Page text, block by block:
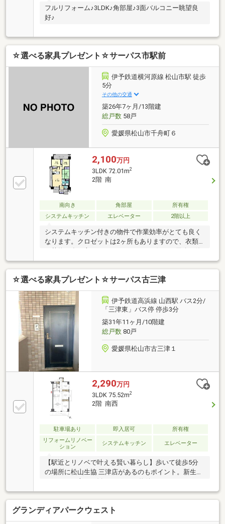
フルリフォーム♪3LDK♪角部屋♪3面バルコニー眺望良
好♪
☆選べる家具プレゼント☆サーパス市駅前
伊予鉄道横河原線 松山市駅 徒歩
5分
その他の交通
築26年7ヶ月/13階建
総戸数58戸
愛媛県松山市千舟町６
2,100万円
3LDK 72.01m2
2階 南
南向き 角部屋
所有権
システムキッチン
エレベーター 2階以上
システムキッチン付きの物件で作業効率がとても良く
なります。クロゼットは2ヶ所もありますので、衣類
用可能な3面バルコニーを備えたお住まいです。専有
面積72.01㎡もあるお部屋で快適な生活をしましょう。
開放感のある間取りの3LDK物件です。バイク置き場が
あるので、愛車を身近に置け安心していただけます。
中古ながらも綺麗な室内と魅力的な住環境のマンショ
ンです。
☆選べる家具プレゼント☆サーパス古三津
伊予鉄道高浜線 山西駅 バス2分/
「三津東」バス停 停歩3分
築31年11ヶ月/10階建
総戸数80戸
愛媛県松山市古三津１
2,290万円
3LDK 75.52m2
2階 南西
駐車場あり 即入居可
所有権
リフォームリノベー
ション
システムキッチン エレベーター
【駅近とリノベで叶える賢い暮らし】歩いて徒歩5分
の場所に松山生協 三津店があるのもポイント。新生活
コンを備え付けているので、室内環境を快適にするこ
とができますよ。便利で快適な生活ができる中古マン
ションです。高層建築がお好きな方は10階建てのこち
らの物件で優雅な生活を過ごしましょう。好評の駅近
グランディアパークウェスト